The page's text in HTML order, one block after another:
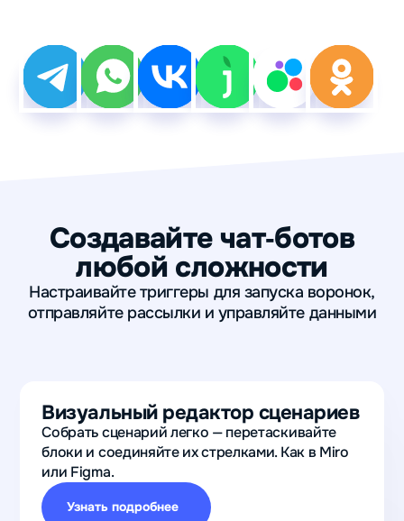
Создавайте чат‑ботов
любой сложности
Настраивайте триггеры для запуска воронок,
отправляйте рассылки и управляйте данными
Визуальный редактор сценариев
Собрать сценарий легко — перетаскивайте
блоки и соединяйте их стрелками. Как в Miro
или Figma.
Узнать подробнее